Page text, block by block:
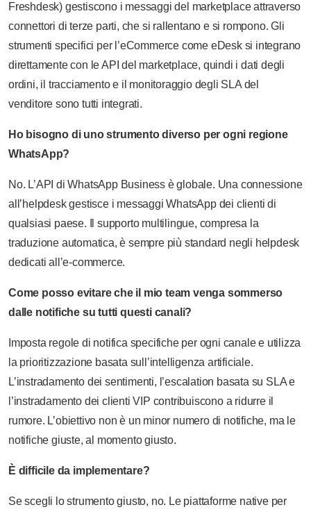
Freshdesk) gestiscono i messaggi del marketplace attraverso
connettori di terze parti, che si rallentano e si rompono. Gli
strumenti specifici per l’eCommerce come eDesk si integrano
direttamente con le API del marketplace, quindi i dati degli
ordini, il tracciamento e il monitoraggio degli SLA del
venditore sono tutti integrati.
Ho bisogno di uno strumento diverso per ogni regione
WhatsApp?
No. L’API di WhatsApp Business è globale. Una connessione
all’helpdesk gestisce i messaggi WhatsApp dei clienti di
qualsiasi paese. Il supporto multilingue, compresa la
traduzione automatica, è sempre più standard negli helpdesk
dedicati all’e-commerce.
Come posso evitare che il mio team venga sommerso
dalle notifiche su tutti questi canali?
Imposta regole di notifica specifiche per ogni canale e utilizza
la prioritizzazione basata sull’intelligenza artificiale.
L’instradamento dei sentimenti, l’escalation basata su SLA e
l’instradamento dei clienti VIP contribuiscono a ridurre il
rumore. L’obiettivo non è un minor numero di notifiche, ma le
notifiche giuste, al momento giusto.
È difficile da implementare?
Se scegli lo strumento giusto, no. Le piattaforme native per